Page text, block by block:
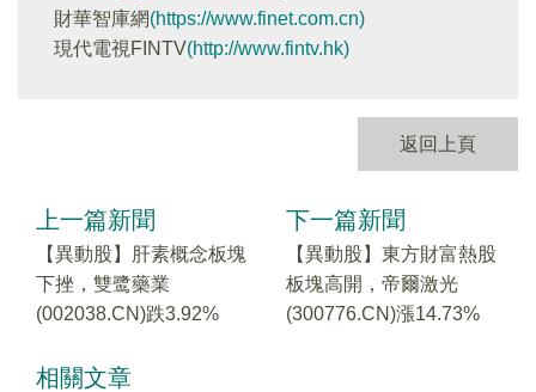
財華智庫網(https://www.finet.com.cn)
現代電視FINTV(http://www.fintv.hk)
返回上頁
上一篇新聞
【異動股】肝素概念板塊
下挫，雙鹭藥業
(002038.CN)跌3.92%
下一篇新聞
【異動股】東方財富熱股
板塊高開，帝爾激光
(300776.CN)漲14.73%
相關文章